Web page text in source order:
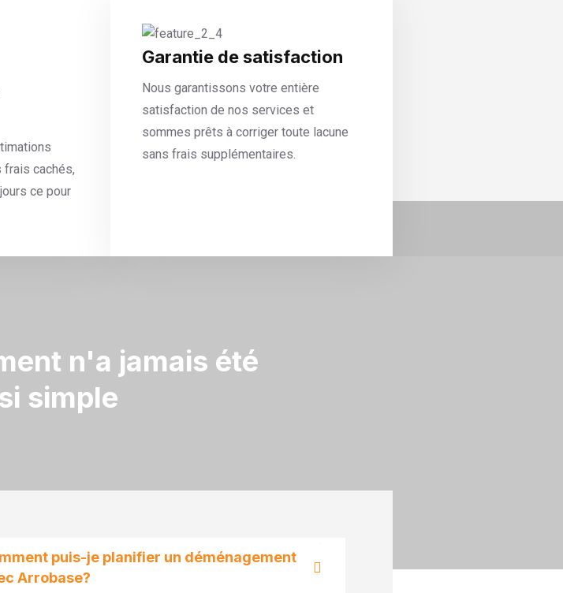
cachés,
ce pour
Garantie de satisfaction
Nous garantissons votre entière
satisfaction de nos services et
sommes prêts à corriger toute lacune
sans frais supplémentaires.
n'a jamais été
simple
puis-je planifier un déménagement
Arrobase?